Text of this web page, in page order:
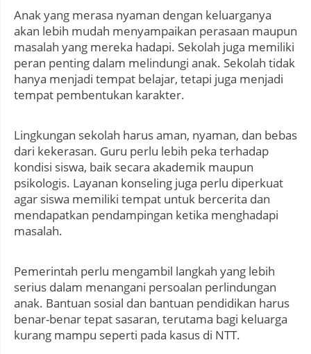
Anak yang merasa nyaman dengan keluarganya
akan lebih mudah menyampaikan perasaan maupun
masalah yang mereka hadapi. Sekolah juga memiliki
peran penting dalam melindungi anak. Sekolah tidak
hanya menjadi tempat belajar, tetapi juga menjadi
tempat pembentukan karakter.
Lingkungan sekolah harus aman, nyaman, dan bebas
dari kekerasan. Guru perlu lebih peka terhadap
kondisi siswa, baik secara akademik maupun
psikologis. Layanan konseling juga perlu diperkuat
agar siswa memiliki tempat untuk bercerita dan
mendapatkan pendampingan ketika menghadapi
masalah.
Pemerintah perlu mengambil langkah yang lebih
serius dalam menangani persoalan perlindungan
anak. Bantuan sosial dan bantuan pendidikan harus
benar-benar tepat sasaran, terutama bagi keluarga
kurang mampu seperti pada kasus di NTT.